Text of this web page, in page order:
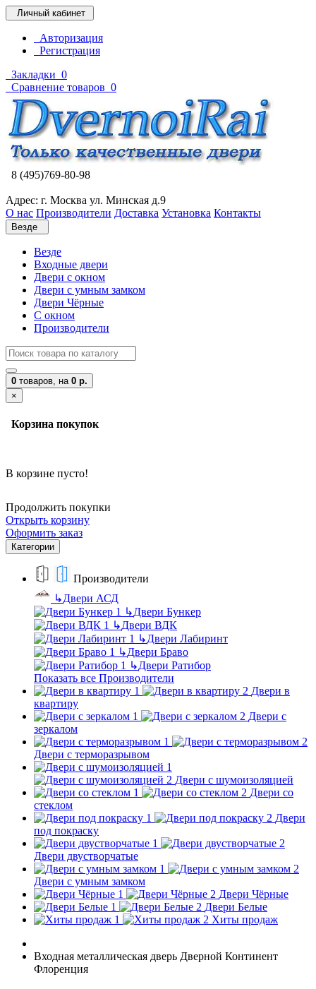
Личный кабинет
Авторизация
Регистрация
Закладки 0
Сравнение товаров 0
8 (495)769-80-98
Адрес: г. Москва ул. Минская д.9
О нас Производители Доставка Установка Контакты
Везде
Везде
Входные двери
Двери с окном
Двери с умным замком
Двери Чёрные
C окном
Производители
0 товаров, на 0 р.
×
Корзина покупок
В корзине пусто!
Продолжить покупки
Открыть корзину
Оформить заказ
Категории
Производители
↳Двери АСД
↳Двери Бункер
↳Двери ВДК
↳Двери Лабиринт
↳Двери Браво
↳Двери Ратибор
Показать все Производители
Двери в
квартиру
Двери с
зеркалом
Двери с терморазрывом
Двери с шумоизоляцией
Двери со
стеклом
Двери
под покраску
Двери двустворчатые
Двери с умным замком
Двери Чёрные
Двери Белые
Хиты продаж
Входная металлическая дверь Дверной Континент
Флоренция